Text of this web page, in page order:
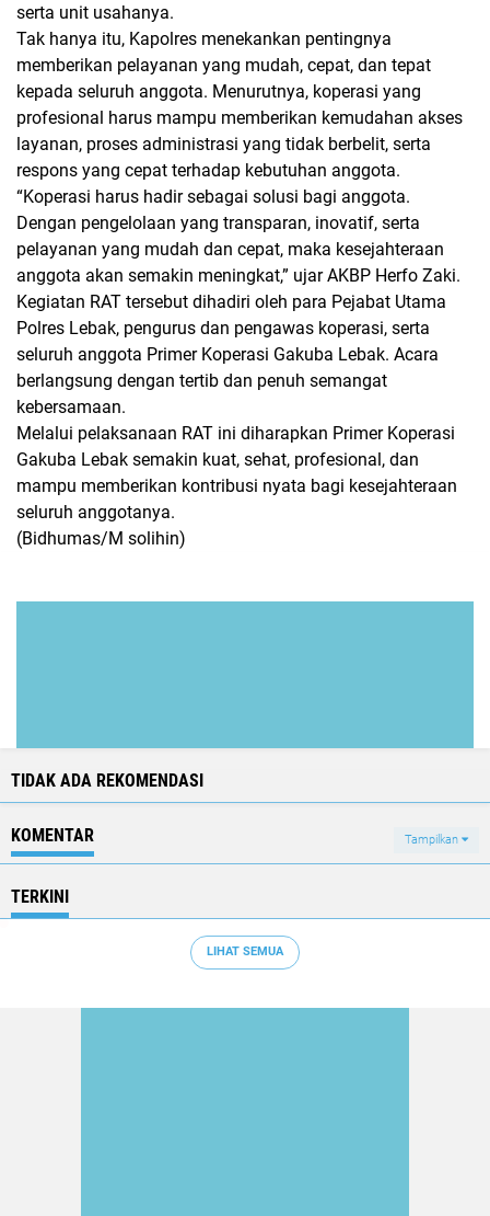
serta unit usahanya.
Tak hanya itu, Kapolres menekankan pentingnya
memberikan pelayanan yang mudah, cepat, dan tepat
kepada seluruh anggota. Menurutnya, koperasi yang
profesional harus mampu memberikan kemudahan akses
layanan, proses administrasi yang tidak berbelit, serta
respons yang cepat terhadap kebutuhan anggota.
“Koperasi harus hadir sebagai solusi bagi anggota.
Dengan pengelolaan yang transparan, inovatif, serta
pelayanan yang mudah dan cepat, maka kesejahteraan
anggota akan semakin meningkat,” ujar AKBP Herfo Zaki.
Kegiatan RAT tersebut dihadiri oleh para Pejabat Utama
Polres Lebak, pengurus dan pengawas koperasi, serta
seluruh anggota Primer Koperasi Gakuba Lebak. Acara
berlangsung dengan tertib dan penuh semangat
kebersamaan.
Melalui pelaksanaan RAT ini diharapkan Primer Koperasi
Gakuba Lebak semakin kuat, sehat, profesional, dan
mampu memberikan kontribusi nyata bagi kesejahteraan
seluruh anggotanya.
(Bidhumas/M solihin)
TIDAK ADA REKOMENDASI
KOMENTAR Tampilkan
TERKINI
LIHAT SEMUA